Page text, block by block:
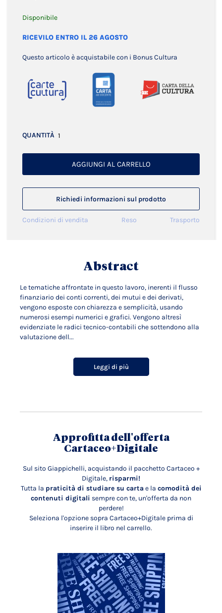
Disponibile
RICEVILO ENTRO IL 26 AGOSTO
Questo articolo è acquistabile con i Bonus Cultura
QUANTITÀ
AGGIUNGI AL CARRELLO
Richiedi informazioni sul prodotto
Condizioni di vendita Reso Trasporto
Abstract
Le tematiche affrontate in questo lavoro, inerenti il flusso
finanziario dei conti correnti, dei mutui e dei derivati,
vengono esposte con chiarezza e semplicità, usando
numerosi esempi numerici e grafici. Vengono altresì
evidenziate le radici tecnico-contabili che sottendono alla
valutazione dell...
Leggi di più
Approfitta dell'offerta
Cartaceo+Digitale
Sul sito Giappichelli, acquistando il pacchetto Cartaceo +
Digitale, risparmi!
Tutta la praticità di studiare su carta e la comodità dei
contenuti digitali sempre con te, un'offerta da non
perdere!
Seleziona l'opzione sopra Cartaceo+Digitale prima di
inserire il libro nel carrello.